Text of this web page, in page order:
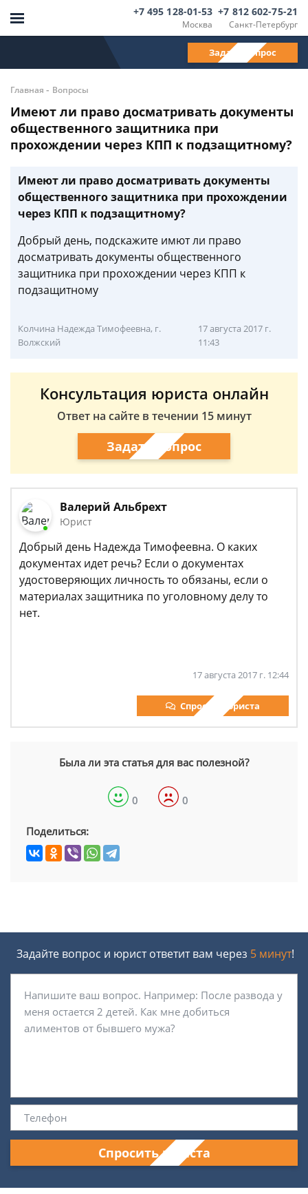
Москва
+7 495 128-01-53
Санкт-Петербург
+7 812 602-75-21
Задать вопрос
Главная - Вопросы
Имеют ли право досматривать документы
общественного защитника при
прохождении через КПП к подзащитному?
Имеют ли право досматривать документы
общественного защитника при прохождении
через КПП к подзащитному?
Добрый день, подскажите имют ли право
досматривать документы общественного
защитника при прохождении через КПП к
подзащитному
Колчина Надежда Тимофеевна, г.
Волжский
17 августа 2017 г.
11:43
Консультация юриста онлайн
Ответ на сайте в течении 15 минут
Задать вопрос
Валерий Альбрехт
Юрист
Добрый день Надежда Тимофеевна. О каких
документах идет речь? Если о документах
удостоверяющих личность то обязаны, если о
материалах защитника по уголовному делу то
нет.
17 августа 2017 г. 12:44
Спросить юриста
Была ли эта статья для вас полезной?
0 0
Поделиться:
Задайте вопрос и юрист ответит вам через 5 минут!
Спросить юриста